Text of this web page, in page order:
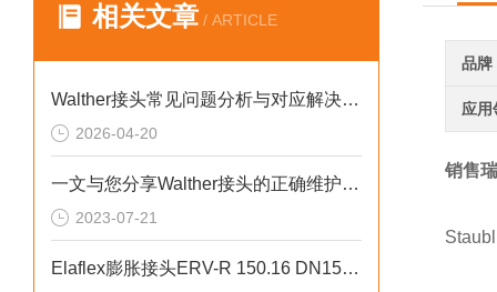
相关文章 / ARTICLE
Walther接头常见问题分析与对应解决策略分享
2026-04-20
一文与您分享Walther接头的正确维护保养方法
2023-07-21
Elaflex膨胀接头ERV-R 150.16 DN150 PN16技术参数说明
品牌
应用
销售